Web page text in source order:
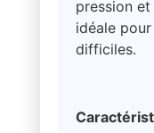
pression et
idéale
difficiles.